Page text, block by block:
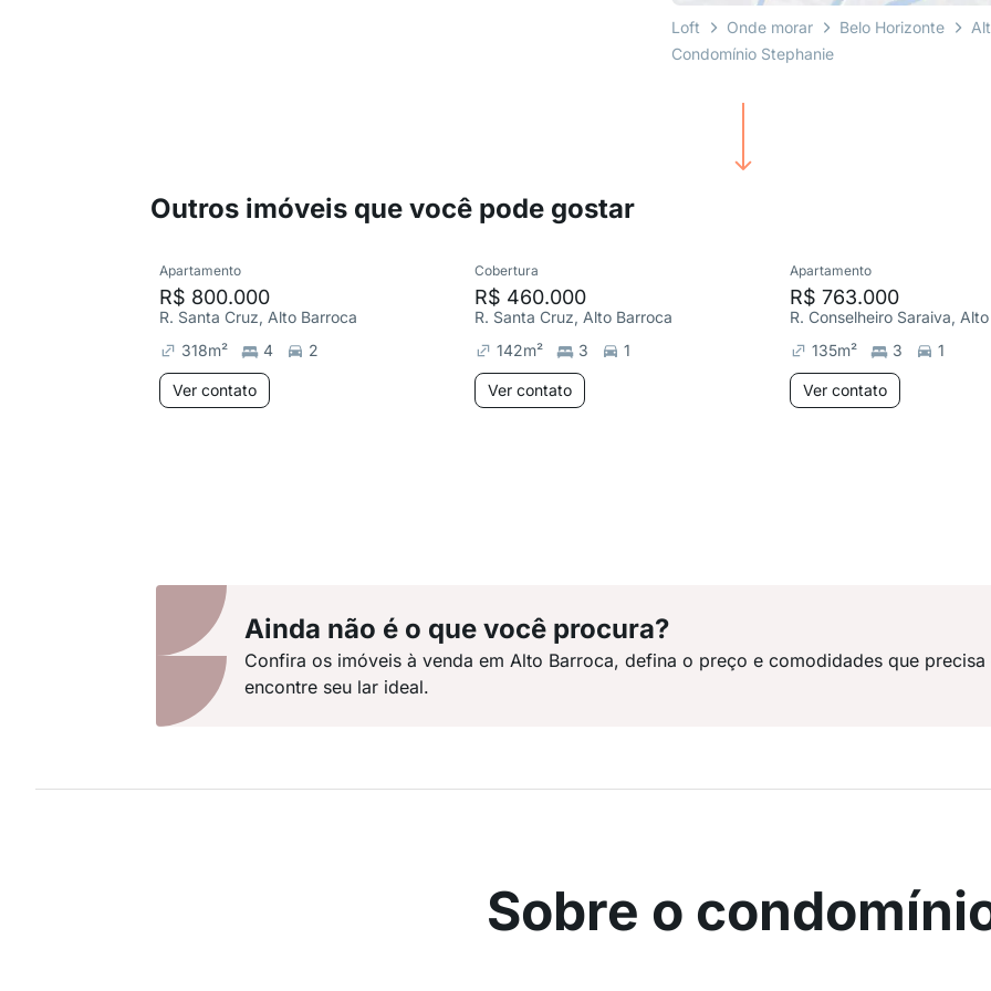
Loft Onde morar Belo Horizonte
Condomínio Stephanie
Outros imóveis que você pode gostar
Apartamento
R$ 800.000
R. Santa Cruz, Alto Barroca
318m² 4 2
Ver contato
Cobertura
R$ 460.000
R. Santa Cruz, Alto Barroca
142m² 3 1
Ver contato
Apartamento
R$ 763.000
R. Conselheiro Saraiva,
135m² 3 1
Ver contato
Ainda não é o que você procura?
Confira os imóveis à venda em Alto Barroca, defina o preço e comodidades que precisa
encontre seu lar ideal.
Sobre o